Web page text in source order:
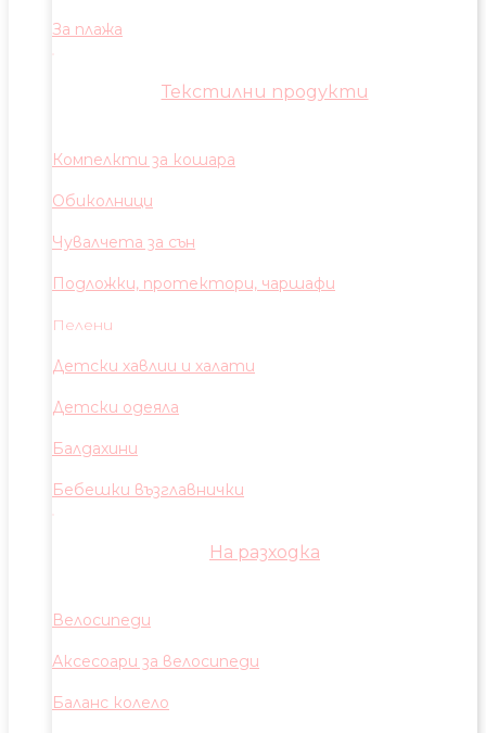
За плажа
Текстилни продукти
Компелкти за кошара
Обиколници
Чувалчета за сън
Подложки, протектори, чаршафи
Пелени
Детски хавлии и халати
Детски одеяла
Балдахини
Бебешки възглавнички
На разходка
Велосипеди
Аксесоари за велосипеди
Баланс колело